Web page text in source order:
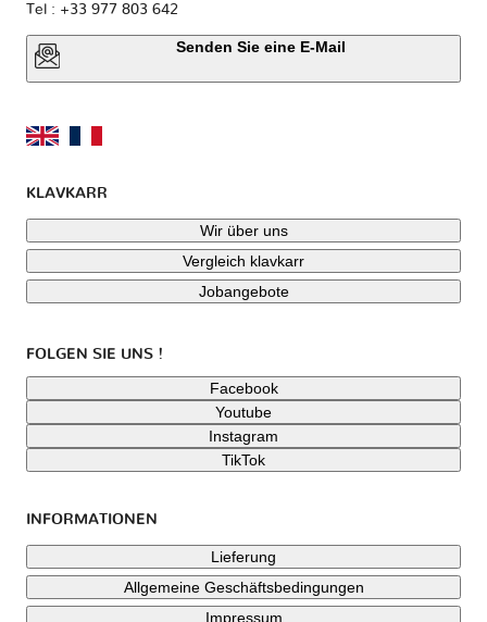
Tel : +33 977 803 642
Senden Sie eine E-Mail
KLAVKARR
Wir über uns
Vergleich klavkarr
Jobangebote
FOLGEN SIE UNS !
Facebook
Youtube
Instagram
TikTok
INFORMATIONEN
Lieferung
Allgemeine Geschäftsbedingungen
Impressum